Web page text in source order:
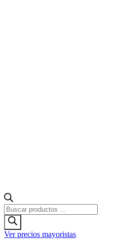
Búsqueda
de
productos
Ver precios mayoristas